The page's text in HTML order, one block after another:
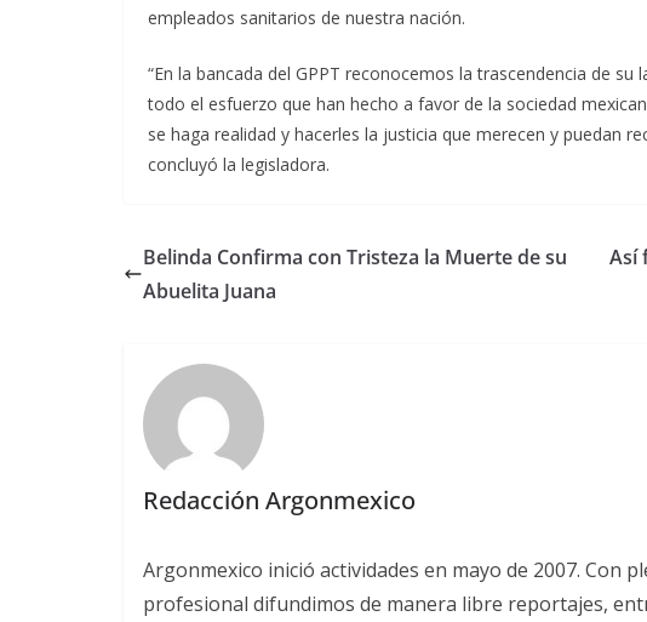
empleados sanitarios de nuestra nación.
“En la bancada del GPPT reconocemos la trascendencia de
todo el esfuerzo que han hecho a favor de la sociedad
se haga realidad y hacerles la justicia que merecen y puedan
concluyó la legisladora.
Belinda Confirma con Tristeza la Muerte de su
Abuelita Juana
Así
Redacción Argonmexico
Argonmexico inició actividades en mayo de 2007. Con
profesional difundimos de manera libre reportajes,